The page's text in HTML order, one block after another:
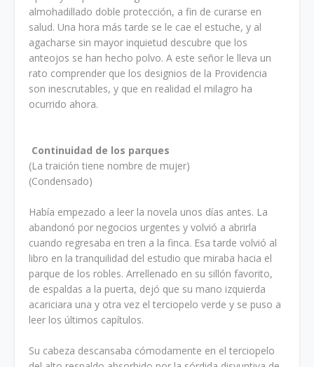
almohadillado doble protección, a fin de curarse en
salud. Una hora más tarde se le cae el estuche, y al
agacharse sin mayor inquietud descubre que los
anteojos se han hecho polvo. A este señor le lleva un
rato comprender que los designios de la Providencia
son inescrutables, y que en realidad el milagro ha
ocurrido ahora.
Continuidad de los parques
(La traición tiene nombre de mujer)
(Condensado)
Había empezado a leer la novela unos días antes. La
abandonó por negocios urgentes y volvió a abrirla
cuando regresaba en tren a la finca. Esa tarde volvió al
libro en la tranquilidad del estudio que miraba hacia el
parque de los robles. Arrellenado en su sillón favorito,
de espaldas a la puerta, dejó que su mano izquierda
acariciara una y otra vez el terciopelo verde y se puso a
leer los últimos capítulos.
Su cabeza descansaba cómodamente en el terciopelo